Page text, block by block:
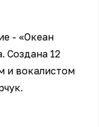
- «Океан
Создана 12
и вокалистом